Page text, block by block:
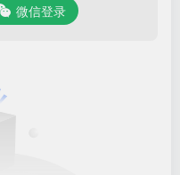
微信登录